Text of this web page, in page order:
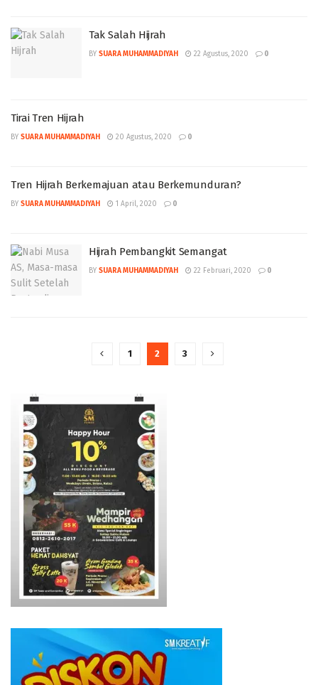
Tak Salah Hijrah
BY SUARA MUHAMMADIYAH 22 Agustus, 2020 0
Tirai Tren Hijrah
BY SUARA MUHAMMADIYAH 20 Agustus, 2020 0
Tren Hijrah Berkemajuan atau Berkemunduran?
BY SUARA MUHAMMADIYAH 1 April, 2020 0
Hijrah Pembangkit Semangat
BY SUARA MUHAMMADIYAH 22 Februari, 2020 0
1 2 3